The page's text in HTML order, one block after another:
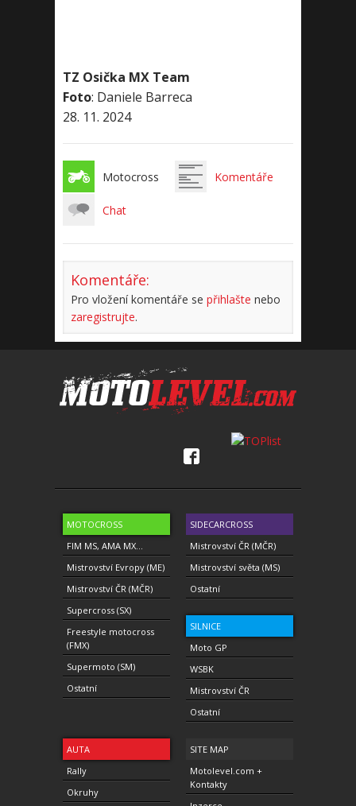
TZ Osička MX Team
Foto: Daniele Barreca
28. 11. 2024
Motocross Komentáře
Chat
Komentáře:
Pro vložení komentáře se přihlašte nebo
zaregistrujte.
MOTOCROSS
FIM MS, AMA MX...
Mistrovství Evropy (ME)
Mistrovství ČR (MČR)
Supercross (SX)
Freestyle motocross
(FMX)
Supermoto (SM)
Ostatní
SIDECARCROSS
Mistrovství ČR (MČR)
Mistrovství světa (MS)
Ostatní
SILNICE
Moto GP
WSBK
Mistrovství ČR
Ostatní
AUTA
Rally
Okruhy
SITE MAP
Motolevel.com +
Kontakty